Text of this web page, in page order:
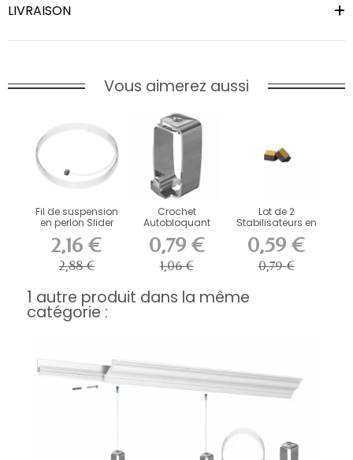
LIVRAISON
Vous aimerez aussi
Fil de suspension
en perlon Slider
2,16 €
2,88 €
Crochet
Autobloquant
0,79 €
1,06 €
Lot de 2
Stabilisateurs en
Adhésive...
0,59 €
0,79 €
1 autre produit dans la même
catégorie :